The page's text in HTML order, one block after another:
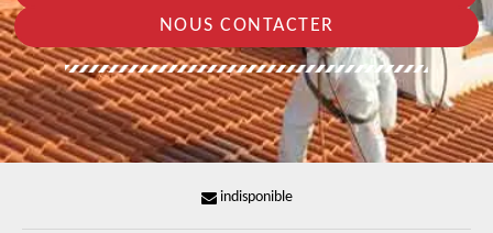
NOUS CONTACTER
indisponible